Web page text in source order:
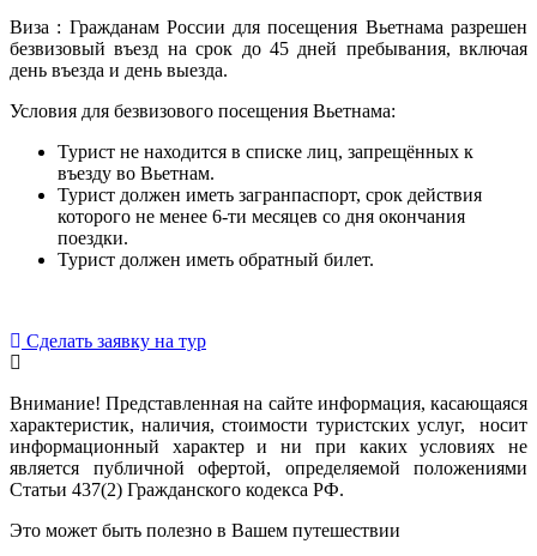
Виза : Гражданам России для посещения Вьетнама разрешен
безвизовый въезд на срок до 45 дней пребывания, включая
день въезда и день выезда.
Условия для безвизового посещения Вьетнама:
Турист не находится в списке лиц, запрещённых к
въезду во Вьетнам.
Турист должен иметь загранпаспорт, срок действия
которого не менее 6-ти месяцев со дня окончания
поездки.
Турист должен иметь обратный билет.
Сделать заявку на тур
Внимание! Представленная на сайте информация, касающаяся
характеристик, наличия, стоимости туристских услуг, носит
информационный характер и ни при каких условиях не
является публичной офертой, определяемой положениями
Статьи 437(2) Гражданского кодекса РФ.
Это может быть полезно в Вашем путешествии